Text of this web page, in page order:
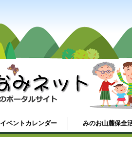
イベントカレンダー みのお山麓保全